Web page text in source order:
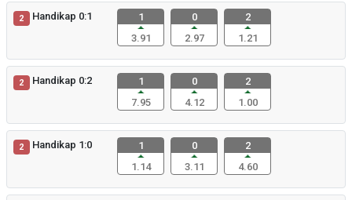
2 Handikap 0:1
1
3.91
0
2.97
2
1.21
2 Handikap 0:2
1
7.95
0
4.12
2
1.00
2 Handikap 1:0
1
1.14
0
3.11
2
4.60